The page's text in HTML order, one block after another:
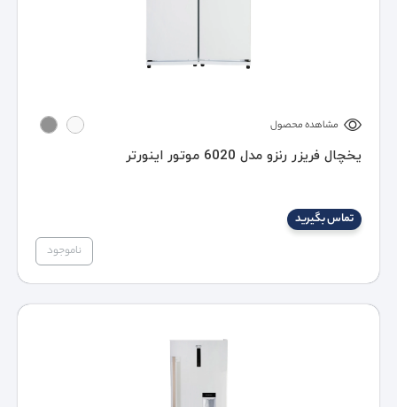
مشاهده محصول
یخچال فریزر رنزو مدل 6020 موتور اینورتر
تماس بگیرید
ناموجود